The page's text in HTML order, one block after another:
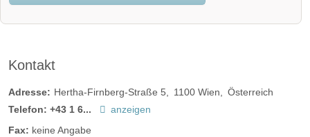
Kontakt
Adresse: Hertha-Firnberg-Straße 5 1100 Wien
Österreich
Telefon: +43 1 6...
anzeigen
Fax: keine Angabe